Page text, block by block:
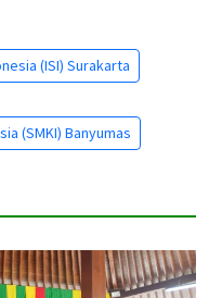
(ISI) Surakarta
(SMKI) Banyumas